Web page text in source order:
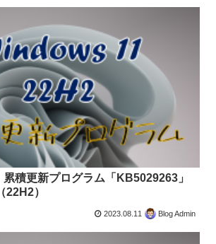
累積更新プログラム「KB5029263」
22H2）
2023.08.11 Blog Admin